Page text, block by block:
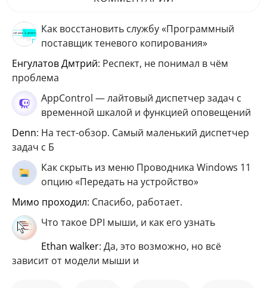
Как восстановить службу «Программный
поставщик теневого копирования»
Енгулатов Дмтрий: Респект, не понимал в чём
проблема
AppControl — лайтовый диспетчер задач с
временной шкалой и функцией оповещений
Denn: На тест-обзор. Самый маленький диспетчер
задач с Б
Как скрыть из меню Проводника Windows 11
опцию «Передать на устройство»
мимо проходил: Спасибо, работает.
Что такое DPI мыши, и как его узнать
ethan walker: Да, это возможно, но всё
зависит от модели мыши и